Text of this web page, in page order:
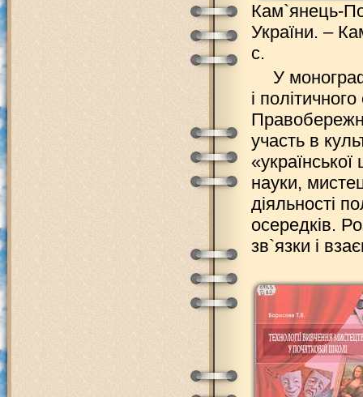
Кам`янець-
України. –
с.
У
і
участь в
науки,
діяльності
осередків.
зв`язки і